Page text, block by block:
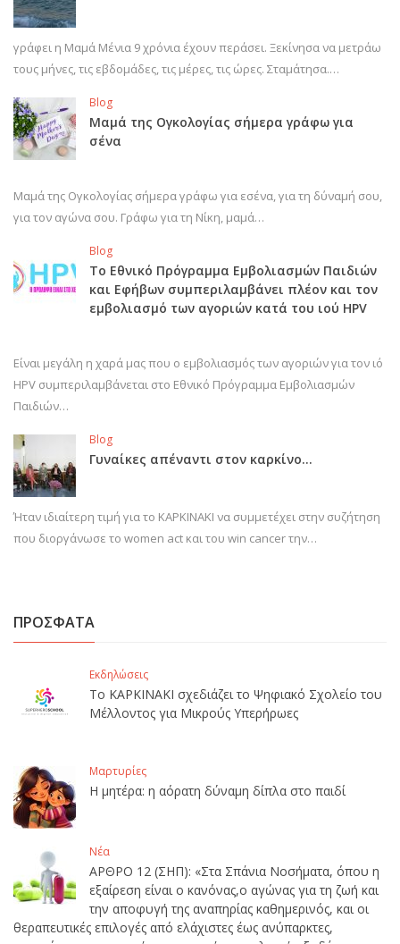
γράφει η Μαμά Μένια 9 χρόνια έχουν περάσει. Ξεκίνησα να μετράω
τους μήνες, τις εβδομάδες, τις μέρες, τις ώρες. Σταμάτησα.…
Blog
Μαμά της Ογκολογίας σήμερα γράφω για
σένα
Μαμά της Ογκολογίας σήμερα γράφω για εσένα, για τη δύναμή σου,
για τον αγώνα σου. Γράφω για τη Νίκη, μαμά…
Blog
Το Εθνικό Πρόγραμμα Εμβολιασμών Παιδιών
και Εφήβων συμπεριλαμβάνει πλέον και τον
εμβολιασμό των αγοριών κατά του ιού HPV
Είναι μεγάλη η χαρά μας που ο εμβολιασμός των αγοριών για τον ιό
HPV συμπεριλαμβάνεται στο Εθνικό Πρόγραμμα Εμβολιασμών
Παιδιών…
Blog
Γυναίκες απέναντι στον καρκίνο…
Ήταν ιδιαίτερη τιμή για το ΚΑΡΚΙΝΑΚΙ να συμμετέχει στην συζήτηση
που διοργάνωσε το women act και του win cancer την…
ΠΡΟΣΦΑΤΑ
Εκδηλώσεις
Το ΚΑΡΚΙΝΑΚΙ σχεδιάζει το Ψηφιακό Σχολείο του
Μέλλοντος για Μικρούς Υπερήρωες
Μαρτυρίες
Η μητέρα: η αόρατη δύναμη δίπλα στο παιδί
Νέα
ΑΡΘΡΟ 12 (ΣΗΠ): «Στα Σπάνια Νοσήματα, όπου η
εξαίρεση είναι ο κανόνας,ο αγώνας για τη ζωή και
την αποφυγή της αναπηρίας καθημερινός, και οι
θεραπευτικές επιλογές από ελάχιστες έως ανύπαρκτες,